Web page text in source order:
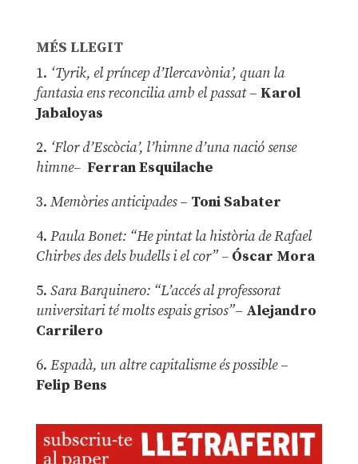
MÉS LLEGIT
1. ‘Tyrik, el príncep d’Ilercavònia’, quan la
fantasia ens reconcilia amb el passat– Karol
Jabaloyas
2. ‘Flor d’Escòcia’, l’himne d’una nació sense
himne– Ferran Esquilache
3. Memòries anticipades– Toni Sabater
4. Paula Bonet: “He pintat la història de Rafael
Chirbes des dels budells i el cor” –Óscar Mora
5. Sara Barquinero: “L’accés al professorat
universitari té molts espais grisos”– Alejandro
Carrilero
6. Espadà, un altre capitalisme és possible –
Felip Bens